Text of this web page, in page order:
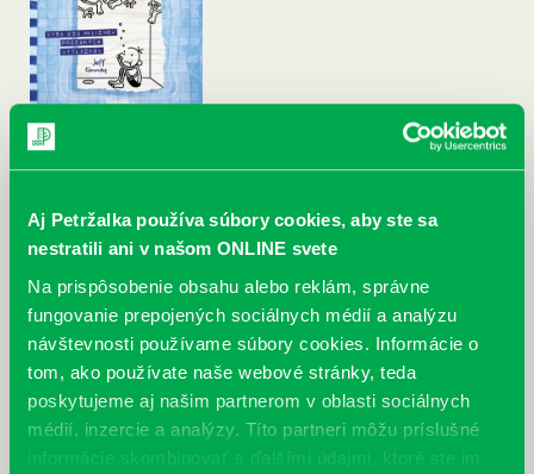
Aj Petržalka používa súbory cookies, aby ste sa
nestratili ani v našom ONLINE svete
Na prispôsobenie obsahu alebo reklám, správne
fungovanie prepojených sociálnych médií a analýzu
návštevnosti používame súbory cookies. Informácie o
tom, ako používate naše webové stránky, teda
poskytujeme aj našim partnerom v oblasti sociálnych
médií, inzercie a analýzy. Títo partneri môžu príslušné
informácie skombinovať s ďalšími údajmi, ktoré ste im